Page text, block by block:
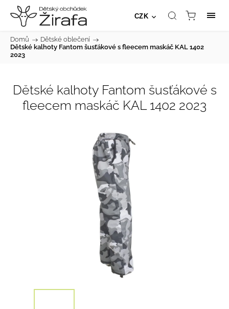
CZK
Domů / Dětské oblečení /
Dětské kalhoty Fantom šusťákové s fleecem maskáč KAL 1402
2023
Dětské kalhoty Fantom šusťákové s
fleecem maskáč KAL 1402 2023